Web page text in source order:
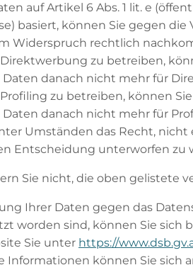
auf Artikel 6 Abs. 1 lit. e
basiert, können Sie gegen
Widerspruch rechtlich
zu betreiben,
danach nicht mehr für
zu betreiben, können
danach nicht mehr für
Umständen das Recht,
Entscheidung unterworfen zu
Sie nicht, die oben gelistete
Ihrer Daten gegen das
worden sind, können Sie sich
Sie unter https://
Informationen können Sie sich